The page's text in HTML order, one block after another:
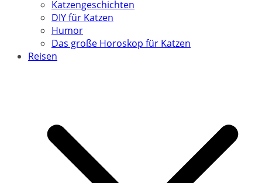
Katzengeschichten
DIY für Katzen
Humor
Das große Horoskop für Katzen
Reisen